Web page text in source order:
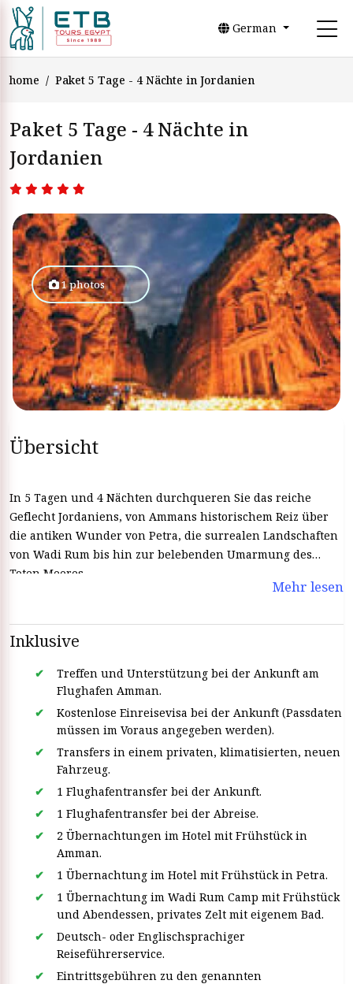
German
home Paket 5 Tage - 4 Nächte in Jordanien
Paket 5 Tage - 4 Nächte in
Jordanien
1 photos
Übersicht
In 5 Tagen und 4 Nächten durchqueren Sie das reiche
Geflecht Jordaniens, von Ammans historischem Reiz über
die antiken Wunder von Petra, die surrealen Landschaften
von Wadi Rum bis hin zur belebenden Umarmung des
Toten Meeres.
Mehr lesen
Inklusive
Treffen und Unterstützung bei der Ankunft am
Flughafen Amman.
Kostenlose Einreisevisa bei der Ankunft (Passdaten
müssen im Voraus angegeben werden).
Transfers in einem privaten, klimatisierten, neuen
Fahrzeug.
1 Flughafentransfer bei der Ankunft.
1 Flughafentransfer bei der Abreise.
2 Übernachtungen im Hotel mit Frühstück in
Amman.
1 Übernachtung im Hotel mit Frühstück in Petra.
1 Übernachtung im Wadi Rum Camp mit Frühstück
und Abendessen, privates Zelt mit eigenem Bad.
Deutsch- oder Englischsprachiger
Reiseführerservice.
Eintrittsgebühren zu den genannten